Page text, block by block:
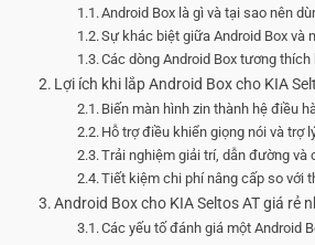
Android Box là gì và tại sao nên
Sự khác biệt giữa Android Box và
Các dòng Android Box tương
Lợi ích khi lắp Android Box cho KIA
Biến màn hình zin thành hệ điều
Hỗ trợ điều khiển giọng nói và trợ
Trải nghiệm giải trí, dẫn đường
Tiết kiệm chi phí nâng cấp so với
Android Box cho KIA Seltos AT giá rẻ
Các yếu tố đánh giá một Android